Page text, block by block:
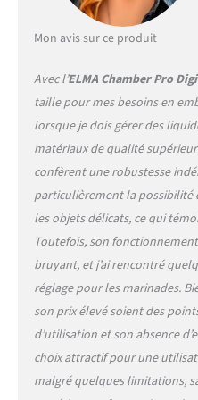
a
9
Mon avis sur ce produit
Avec l’ELMA Chamber Pro
taille pour mes besoins en
lorsque je dois gérer des
matériaux de qualité
confèrent une robustesse
particulièrement la possibilité
les objets délicats, ce qui
Toutefois, son
bruyant, et j’ai rencontré
réglage pour les marinades.
son prix élevé soient des
d’utilisation et son absence
choix attractif pour une
malgré quelques limitations,